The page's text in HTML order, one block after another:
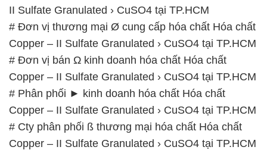
II Sulfate Granulated › CuSO4 tại TP.HCM
# Đơn vị thương mại Ø cung cấp hóa chất Hóa chất
Copper – II Sulfate Granulated › CuSO4 tại TP.HCM
# Đơn vị bán Ω kinh doanh hóa chất Hóa chất
Copper – II Sulfate Granulated › CuSO4 tại TP.HCM
# Phân phối ► kinh doanh hóa chất Hóa chất
Copper – II Sulfate Granulated › CuSO4 tại TP.HCM
# Cty phân phối ß thương mại hóa chất Hóa chất
Copper – II Sulfate Granulated › CuSO4 tại TP.HCM